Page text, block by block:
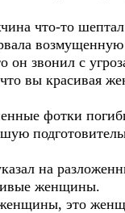
что-то шептал
он звонил с
вы красивая
фотки
на
женщины.
это